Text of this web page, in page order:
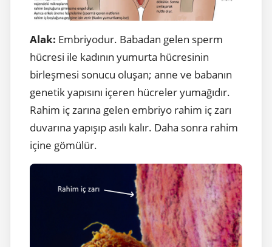
Alak: Embriyodur. Babadan gelen sperm
hücresi ile kadının yumurta hücresinin
birleşmesi sonucu oluşan; anne ve babanın
genetik yapısını içeren hücreler yumağıdır.
Rahim iç zarına gelen embriyo rahim iç zarı
duvarına yapışıp asılı kalır. Daha sonra rahim
içine gömülür.